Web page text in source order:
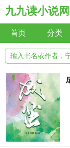
九九读小说网
首页 分类